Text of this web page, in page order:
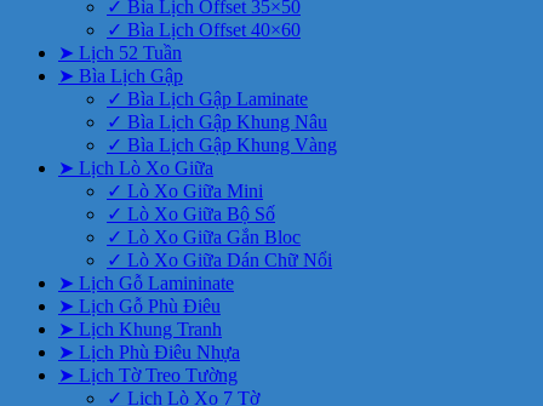
✓ Bìa Lịch Offset 35×50
✓ Bìa Lịch Offset 40×60
➤ Lịch 52 Tuần
➤ Bìa Lịch Gập
✓ Bìa Lịch Gập Laminate
✓ Bìa Lịch Gập Khung Nâu
✓ Bìa Lịch Gập Khung Vàng
➤ Lịch Lò Xo Giữa
✓ Lò Xo Giữa Mini
✓ Lò Xo Giữa Bộ Số
✓ Lò Xo Giữa Gắn Bloc
✓ Lò Xo Giữa Dán Chữ Nổi
➤ Lịch Gỗ Lamininate
➤ Lịch Gỗ Phù Điêu
➤ Lịch Khung Tranh
➤ Lịch Phù Điêu Nhựa
➤ Lịch Tờ Treo Tường
✓ Lịch Lò Xo 7 Tờ